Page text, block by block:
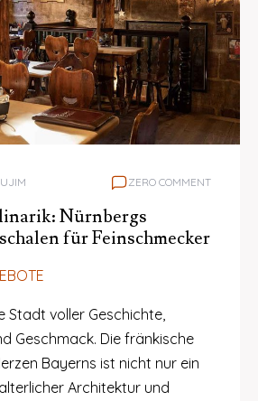
ZERO COMMENT
Nürnbergs
für Feinschmecker
Stadt voller Geschichte,
Geschmack. Die fränkische
Bayerns ist nicht nur ein
Architektur und